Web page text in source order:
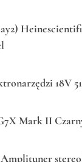
18V
Mark II